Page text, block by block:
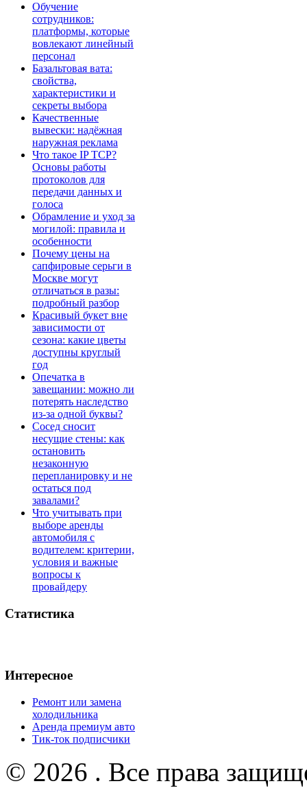
Обучение
сотрудников:
платформы, которые
вовлекают линейный
персонал
Базальтовая вата:
свойства,
характеристики и
секреты выбора
Качественные
вывески: надёжная
наружная реклама
Что такое IP TCP?
Основы работы
протоколов для
передачи данных и
голоса
Обрамление и уход за
могилой: правила и
особенности
Почему цены на
сапфировые серьги в
Москве могут
отличаться в разы:
подробный разбор
Красивый букет вне
зависимости от
сезона: какие цветы
доступны круглый
год
Опечатка в
завещании: можно ли
потерять наследство
из-за одной буквы?
Сосед сносит
несущие стены: как
остановить
незаконную
перепланировку и не
остаться под
завалами?
Что учитывать при
выборе аренды
автомобиля с
водителем: критерии,
условия и важные
вопросы к
провайдеру
Статистика
Интересное
Ремонт или замена
холодильника
Аренда премиум авто
Тик-ток подписчики
© 2026 . Все права